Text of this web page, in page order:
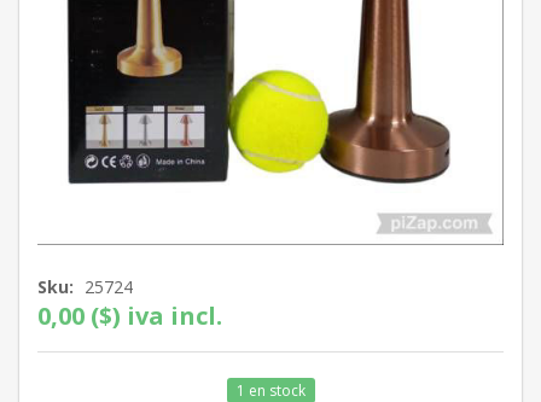
Sku: 25724
0,00 ($) iva incl.
1 en stock